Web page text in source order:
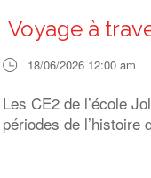
Voyage à
18/06/2026 12:00 am
Les CE2 de l’école
périodes de l’histoire